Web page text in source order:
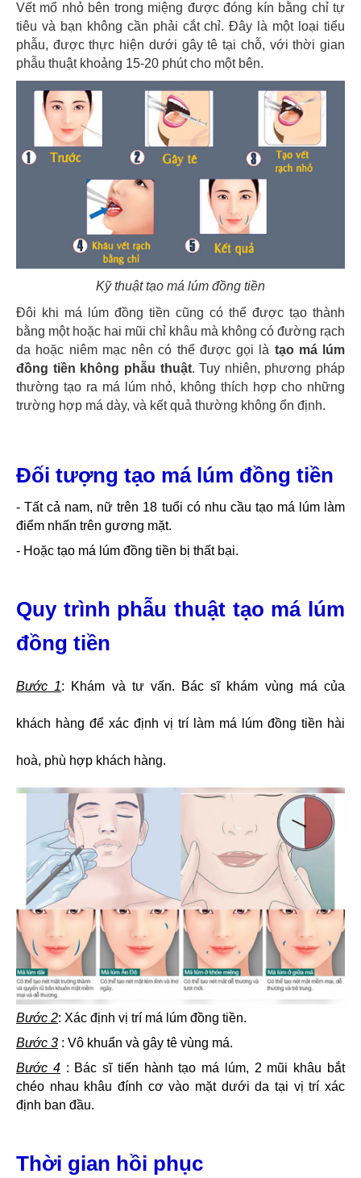
Vết mổ nhỏ bên trong miệng được đóng kín bằng chỉ tự
tiêu và bạn không cần phải cắt chỉ. Đây là một loại tiểu
phẫu, được thực hiện dưới gây tê tại chỗ, với thời gian
phẫu thuật khoảng 15-20 phút cho một bên.
Kỹ thuật tạo má lúm đồng tiền
Đôi khi má lúm đồng tiền cũng có thể được tạo thành
bằng một hoặc hai mũi chỉ khâu mà không có đường rạch
da hoặc niêm mạc nên có thể được gọi là tạo má lúm
đồng tiền không phẫu thuật. Tuy nhiên, phương pháp
thường tạo ra má lúm nhỏ, không thích hợp cho những
trường hợp má dày, và kết quả thường không ổn định.
Đối tượng tạo má lúm đồng tiền
-Tất cả nam, nữ trên 18 tuổi có nhu cầu tạo má lúm làm
điểm nhấn trên gương mặt.
- Hoặc tạo má lúm đồng tiền bị thất bại.
Quy trình phẫu thuật tạo má lúm
đồng tiền
Bước 1: Khám và tư vấn. Bác sĩ khám vùng má của
khách hàng để xác định vị trí làm má lúm đồng tiền hài
hoà, phù hợp khách hàng.
Bước 2: Xác định vị trí má lúm đồng tiền.
Bước 3 : Vô khuẩn và gây tê vùng má.
Bước 4: Bác sĩ tiến hành tạo má lúm, 2 mũi khâu bắt
chéo nhau khâu đính cơ vào mặt dưới da tại vị trí xác
định ban đầu.
Thời gian hồi phục